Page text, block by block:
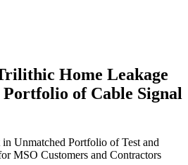
Home Leakage
of Cable Signal
Unmatched Portfolio of Test and
MSO Customers and Contractors